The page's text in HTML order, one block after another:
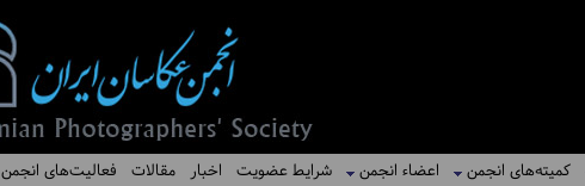
کمیته‌های انجمن اعضاء انجمن شرایط عضویت اخبار مقالات فعالیت‌های انجمن